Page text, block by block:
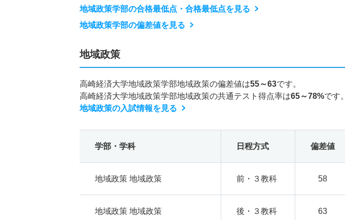
地域政策学部の合格最低点・合格最低点を見る
地域政策学部の偏差値を見る
地域政策
高崎経済大学地域政策学部地域政策の偏差値は55～63です。
高崎経済大学地域政策学部地域政策の共通テスト得点率は65～78%です。
地域政策の入試情報を見る
学部・学科 日程方式 偏差値
地域政策 地域政策 前・３教科 58
地域政策 地域政策 後・３教科 63